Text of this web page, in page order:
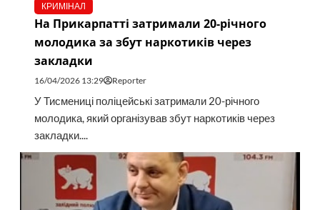
КРИМІНАЛ
На Прикарпатті затримали 20-річного
молодика за збут наркотиків через
закладки
16/04/2026 13:29 Reporter
У Тисмениці поліцейські затримали 20-річного
молодика, який організував збут наркотиків через
закладки....